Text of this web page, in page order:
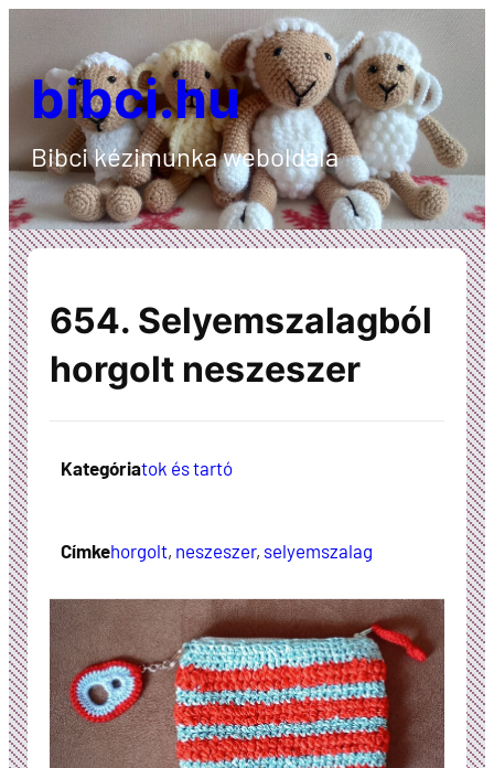
tartalomhoz
bibci.hu
Bibci kézimunka weboldala
654. Selyemszalagból
horgolt neszeszer
Kategóriatok és tartó
Címkehorgolt, neszeszer, selyemszalag